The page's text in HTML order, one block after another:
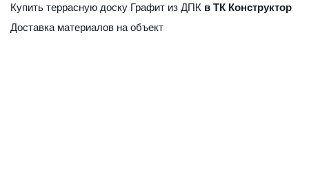
Купить террасную доску Графит из ДПК в ТК Конструктор
Доставка материалов на объект